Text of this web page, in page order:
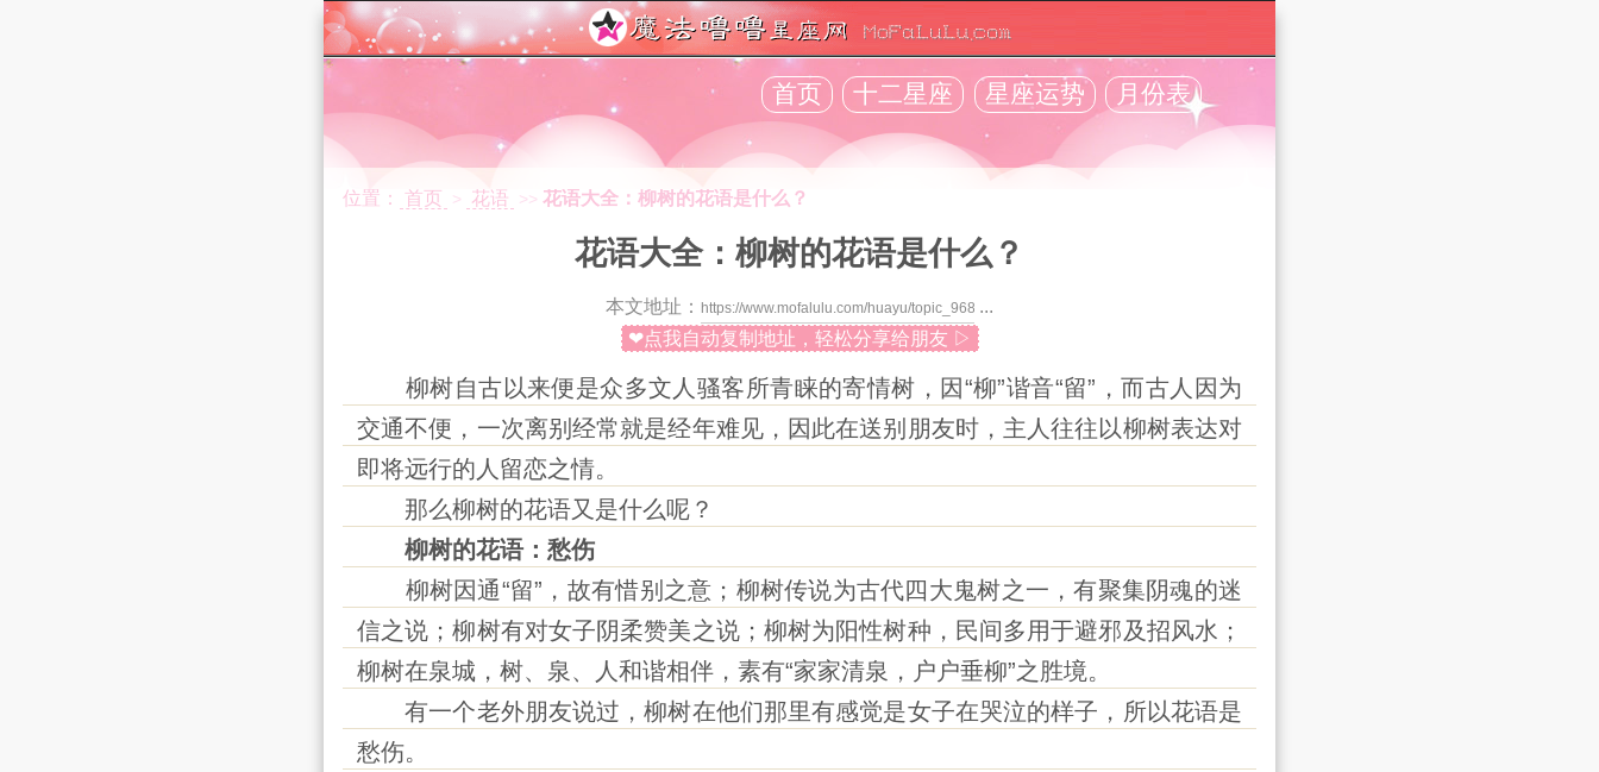
首页 十二星座 星座运势 月份表
位置： 首页 > 花语 >> 花语大全：柳树的花语是什么？
花语大全：柳树的花语是什么？
本文地址：
...
❤点我自动复制地址，轻松分享给朋友 ▷
柳树自古以来便是众多文人骚客所青睐的寄情树，因“柳”谐音“留”，而古人因为
交通不便，一次离别经常就是经年难见，因此在送别朋友时，主人往往以柳树表达对
即将远行的人留恋之情。
那么柳树的花语又是什么呢？
柳树的花语：愁伤
柳树因通“留”，故有惜别之意；柳树传说为古代四大鬼树之一，有聚集阴魂的迷
信之说；柳树有对女子阴柔赞美之说；柳树为阳性树种，民间多用于避邪及招风水；
柳树在泉城，树、泉、人和谐相伴，素有“家家清泉，户户垂柳”之胜境。
有一个老外朋友说过，柳树在他们那里有感觉是女子在哭泣的样子，所以花语是
愁伤。